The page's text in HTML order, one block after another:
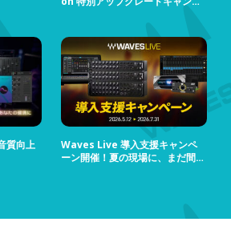
質向上
Waves Live 導入支援キャンペ
ーン開催！夏の現場に、まだ間に